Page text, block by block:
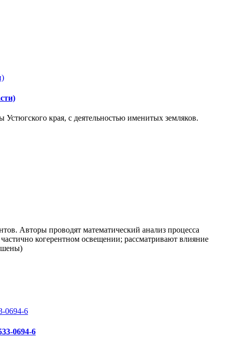
края, с деятельностью именитых земляков.
Авторы проводят математический анализ процесса
когерентном освещении; рассматривают влияние
0694-6